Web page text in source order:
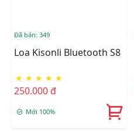
Đã bán: 349
Loa Kisonli Bluetooth S8
★ ★ ★ ★ ★
250.000 đ
Mới 100%